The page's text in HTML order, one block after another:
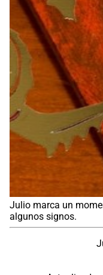
Julio marca un
algunos signos.